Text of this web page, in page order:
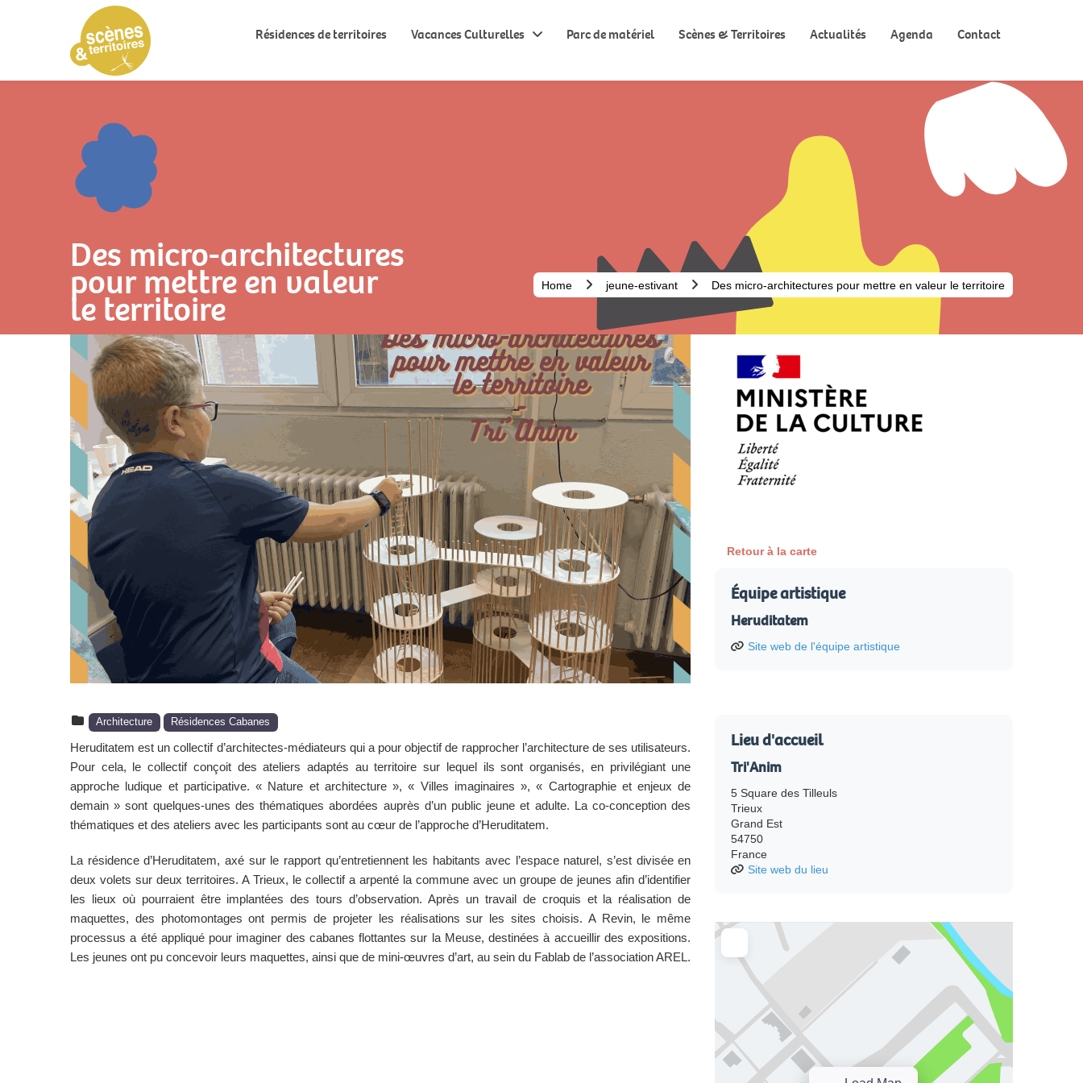
Résidences de territoires Vacances Culturelles Parc de matériel Scènes & Territoires Actualités Agenda Contact
Des micro-architectures
pour mettre en valeur
le territoire
Home jeune-estivant Des micro-architectures pour mettre en valeur le territoire
Architecture Résidences Cabanes
Heruditatem est un collectif d’architectes-médiateurs qui a pour objectif de rapprocher l’architecture de ses utilisateurs.
Pour cela, le collectif conçoit des ateliers adaptés au territoire sur lequel ils sont organisés, en privilégiant une
approche ludique et participative. « Nature et architecture », « Villes imaginaires », « Cartographie et enjeux de
demain » sont quelques-unes des thématiques abordées auprès d’un public jeune et adulte. La co-conception des
thématiques et des ateliers avec les participants sont au cœur de l’approche d’Heruditatem.
La résidence d’Heruditatem, axé sur le rapport qu’entretiennent les habitants avec l’espace naturel, s’est divisée en
deux volets sur deux territoires. A Trieux, le collectif a arpenté la commune avec un groupe de jeunes afin d’identifier
les lieux où pourraient être implantées des tours d’observation. Après un travail de croquis et la réalisation de
maquettes, des photomontages ont permis de projeter les réalisations sur les sites choisis. A Revin, le même
processus a été appliqué pour imaginer des cabanes flottantes sur la Meuse, destinées à accueillir des expositions.
Les jeunes ont pu concevoir leurs maquettes, ainsi que de mini-œuvres d’art, au sein du Fablab de l’association AREL.
Retour à la carte
Équipe artistique
Heruditatem
Site web de l'équipe artistique
Lieu d'accueil
Tri'Anim
5 Square des Tilleuls
Trieux
Grand Est
54750
France
Site web du lieu